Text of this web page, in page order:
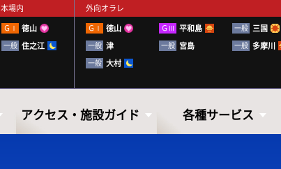
本場内 外向オラレ
ＧⅠ 徳山
一般 住之江
ＧⅠ 徳山 ＧⅢ 平和島 一般 三国
一般 津 一般 宮島 一般 多摩川
一般 大村
アクセス・施設ガイド 各種サービス